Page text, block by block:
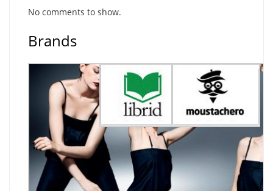
No comments to show.
Brands